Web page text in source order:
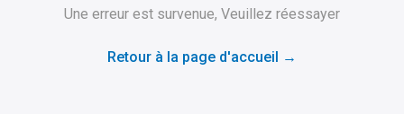
Une erreur est survenue, Veuillez réessayer
Retour à la page d'accueil →